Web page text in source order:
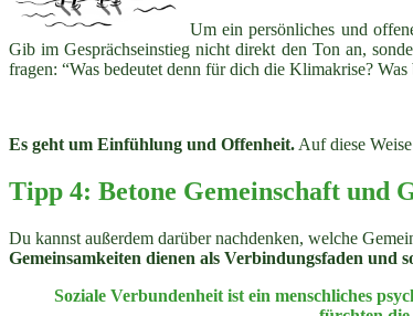
Um ein persönliches und
Gib im Gesprächseinstieg nicht direkt den Ton an,
fragen: “Was bedeutet denn für dich die Klimakrise?
Es geht um Einfühlung und Offenheit. Auf diese
Tipp 4: Betone Gemeinschaft und
Du kannst außerdem darüber nachdenken, welche
Gemeinsamkeiten dienen als Verbindungsfaden und
Soziale Verbundenheit ist ein menschliches